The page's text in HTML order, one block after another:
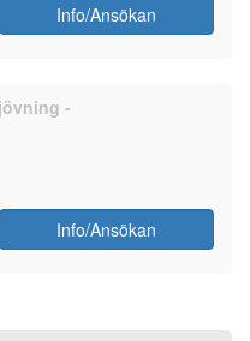
Info/Ansökan
-
Info/Ansökan